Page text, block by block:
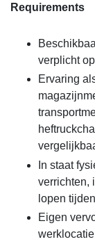
Requirements
verplicht
Ervaring
In staat
verrichten,
lopen
Eigen